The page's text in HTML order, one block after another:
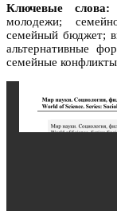
Ключевые слова:
молодежи;
семейный бюджет;
альтернативные
семейные конфликты